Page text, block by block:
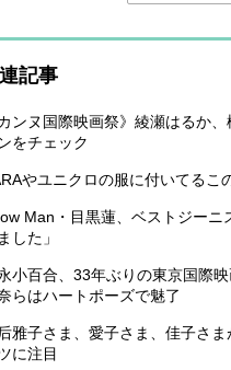
記事
カンヌ国際映画祭》綾瀬はるか
をチェック
やユニクロの服に付いてるこ
Man・目黒蓮、ベストジーニ
した」
小百合、33年ぶりの東京国際
らはハートポーズで魅了
雅子さま、愛子さま、佳子さ
に注目